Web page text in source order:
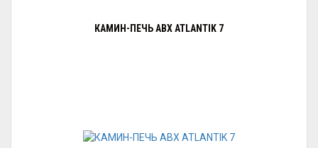
КАМИН-ПЕЧЬ ABX ATLANTIK 7